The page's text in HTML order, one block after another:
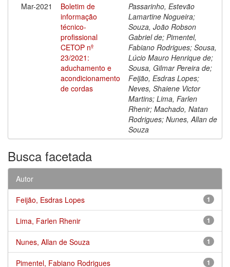
Mar-2021
Boletim de
informação
técnico-
profissional
CETOP nº
23/2021:
aduchamento e
acondicionamento
de cordas
Passarinho, Estevão
Lamartine Nogueira;
Souza, João Robson
Gabriel de; Pimentel,
Fabiano Rodrigues; Sousa,
Lúcio Mauro Henrique de;
Sousa, Gilmar Pereira de;
Feijão, Esdras Lopes;
Neves, Shaiene Victor
Martins; Lima, Farlen
Rhenir; Machado, Natan
Rodrigues; Nunes, Allan de
Souza
Busca facetada
Autor
1
Feijão, Esdras Lopes
1
Lima, Farlen Rhenir
1
Nunes, Allan de Souza
1
Pimentel, Fabiano Rodrigues